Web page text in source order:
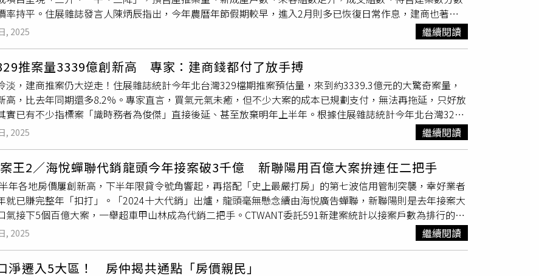
出門前可先至桃園市公車動態資訊系統網頁或下載「桃園公車」APP查詢公車路線、班次時刻與動態，以節
。
率持平。住展雜誌發言人陳炳辰指出，今年農曆年節假期較早，進入2月則多已恢復日常作息，建商也著手
風向球供給面指標預售屋推案量、新成屋戶數都見月增，新成屋戶數為500多戶，較前月的100多戶明顯成
重劃區的逾百戶新案為主要拉抬個案，即便房市走冷，先建後售案卻
建，也成為不得不推的一種狀態。預售屋推案量為600多億元，月增200多億元，比起去年熱況時期單月多破
溫不算強勢，以台北市南港區的百億元商辦案為亮點，住宅方面只有新北市中和區積穗生活圈新案逾50億
及，不少建商仍採保守之姿，除了轉攻329檔期，甚至多有開案時間不明確，傳統房市旺季的上半年恐凶多
上，即便追蹤指標建案每週平均來客組數有所增加，由1月的14組回升到17組，但比對一般來說都在20多
況至多為30多組，狀態仍未轉佳，且平均成交組數每週是1.1組，又比前月下修一些，買氣與天候一樣寒氣不
市文山區、新北市三重區的指標個案有所表現。而從去年下半年迄今，供需兩相逆走背離，難以剎車的推案
案數在2月升至1178 案，再比前月增近74案，是前年8月以來新高，回到平均地權條例修法前的觀望案量，
見一斑，其中桃園市待售案走增明顯，在中壢區、龜山區、大園區、觀音區等地都因投資氛圍消散，舊案去
案又難再延推只得進場，激發出不小量體，得留意後續賣壓。市場期待的降價則依舊落空，開價與成交價之
在一成以內，縱使建商不再創高價，房價該多少卻也一毛不減，不買拉倒，降價免談。台北市與桃園市的議
台北市的首都效益，與桃園市話題地帶讓建商價碼難與市況妥協，買氣卻往低價案走，逐步挑戰議價空間。
，眼下環境低檔盤旋，銀行業者承做房貸還是謹慎，市場資金也因國際經濟局勢顛簸，短期不易重振買氣，
傳可觀新案量體，乃屬個案拉抬所致，後況曖昧，包括位於新北市二重疏洪道重劃區，或是新店溪畔指標
市青埔公園宅、A7生活圈在地品牌建商案，以及新竹市區資產活化案，皆持續只聞樓梯響。未來除了且看且
勢，與萬變不離其宗的低首付、付裝潢、送贈品的促銷方式，另亦有可能改建案規格符合主流，或分期推出
, 2025 繼續閱讀
推案量3339億創新高 專家：建商錢都付了放手搏
淡，建商推案仍大逆走！住展雜誌統計今年北台灣329檔期推案預估量，來到約3339.3億元的大驚奇案量，
高，比去年同期還多8.2%。專家直言，買氣元氣未癒，但不少大案的成本已規劃支付，無法再拖延，只好放
實已有不少指標案「識時務者為俊傑」直接後延、甚至放棄明年上半年。根據住展雜誌統計今年北台灣329
推案量預估，共達約3339.3億元，較去年同期實際推案量增加約251.9億元、年增8.2%。住展雜誌發言人陳
年329檔期突破3千億案量狀況，2021年2423.4億元原因是史上利率最低檔；2024年則是股市熱潮帶動，以
《平均地權條例》修法造成新案延推，遂成熱況。今年北台灣329檔期推案量衝新高。（圖／住展雜誌提供）
半年的銀行房貸滿水位危機與央行打炒房政策，打散買氣迄今元氣未癒，陳炳辰分析，部分建商在不明朗態
今年放手一搏，原因還是不少大案接待中心、媒體宣傳、銷售人員等費用成本已規劃支付，難再拖延，又在
區的千億元大案，助攻1/3的量能，一舉推升2025年氣勢。今年北台灣329檔期以雙北為推案擔當，新北市估
元居首，共佔整體逾4成，第一環行政區板橋、新店、三重大小案遍地開花，其中府中、央北、二重疏洪道
新潤、寶路、甲山林的百億元大案身影；另外林口新市鎮北側各有長耀、亞昕，與下新莊地帶也有馥華的大
出，拉抬供給熱度。新北市案量佔4成最多，大小案遍地開花。（圖／東森財經新聞張琬聆攝）台北市估推
元案量，不過光是南港區的調車場案就佔了千億元，獨挑大樑，餘案以中山區、松山區的宏築與三輝建設新
, 2025 繼續閱讀
王2／海悅蟬聯代銷龍頭今年接案破3千億 新聯陽用百億大案拚連任二把手
年各地房價屢創新高，下半年限貸令號角響起，再搭配「史上最嚴打房」的第七波信用管制突襲，幸好業者
就已賺完整年「扣打」。「2024十大代銷」出爐，龍頭毫無懸念續由海悅廣告蟬聯，新聯陽則是去年接案大
氣接下5個百億大案，一舉超車甲山林成為代銷二把手。CTWANT委託591新建案統計以接案戶數為排行的
代銷」，海悅以全台接下總戶數1.3萬戶奪冠，不管是接案總銷2402億元，還是比接案數55案來看，全是冠
敵。1月海悅公告，手握4850億元代銷案，刷新紀錄，其中3300億元為2025年新推案。海悅總經理王俊傑表
, 2025 繼續閱讀
淨遷入5大區！ 房仲揭共通點「房價親民」